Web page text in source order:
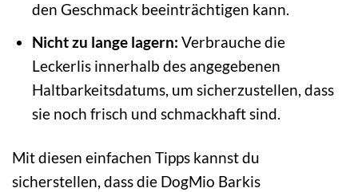
den Geschmack beeinträchtigen kann.
Nicht zu lange lagern: Verbrauche die
Leckerlis innerhalb des angegebenen
Haltbarkeitsdatums, um sicherzustellen, dass
sie noch frisch und schmackhaft sind.
Mit diesen einfachen Tipps kannst du
sicherstellen, dass die DogMio Barkis